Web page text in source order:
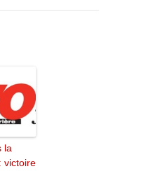
la
victoire